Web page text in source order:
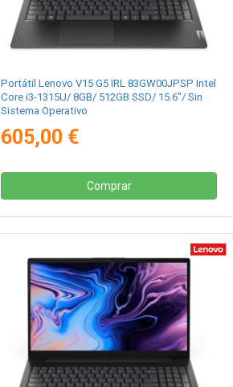
Portátil Lenovo V15 G5 IRL 83GW00JPSP Intel
Core i3-1315U/ 8GB/ 512GB SSD/ 15.6"/ Sin
Sistema Operativo
605,00 €
Comprar